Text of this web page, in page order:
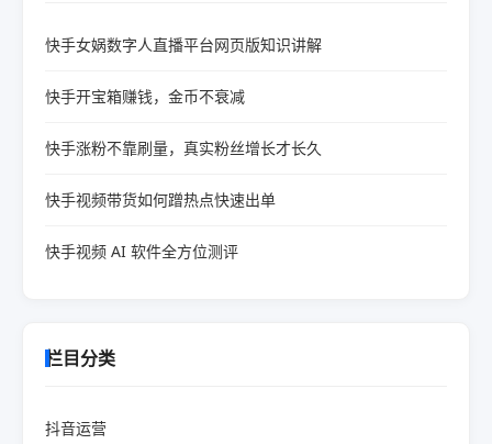
快手女娲数字人直播平台网页版知识讲解
快手开宝箱赚钱，金币不衰减
快手涨粉不靠刷量，真实粉丝增长才长久
快手视频带货如何蹭热点快速出单
快手视频 AI 软件全方位测评
栏目分类
抖音运营